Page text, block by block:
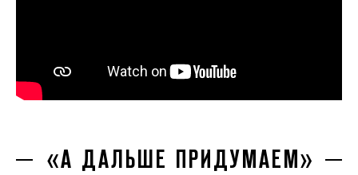
«А ДАЛЬШЕ ПРИДУМАЕМ»